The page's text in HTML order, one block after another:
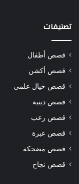
تصنيفات
قصص أطفال
قصص أكشن
قصص خيال علمي
قصص دينية
قصص رعب
قصص عبرة
قصص مضحكة
قصص نجاح